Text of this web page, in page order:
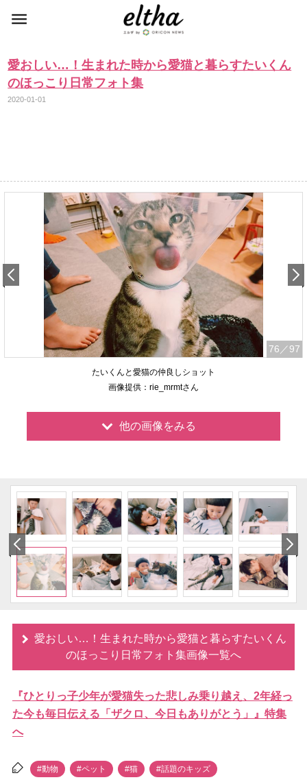
愛おしい…！生まれた時から愛猫と暮らすたいくん
のほっこり日常フォト集
2020-01-01
76 ／97
たいくんと愛猫の仲良しショット
画像提供：rie_mrmtさん
他の画像をみる
愛おしい…！生まれた時から愛猫と暮らすたいくん
のほっこり日常フォト集画像一覧へ
『ひとりっ子少年が愛猫失った悲しみ乗り越え、2年経っ
た今も毎日伝える「ザクロ、今日もありがとう」』特集
へ
#動物 #ペット #猫 #話題のキッズ